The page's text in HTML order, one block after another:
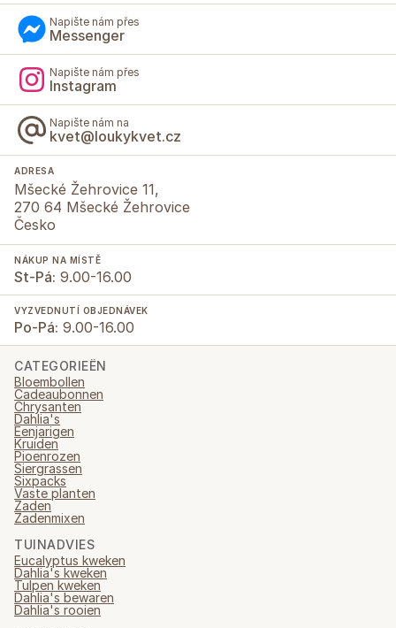
Napište nám přes
Messenger
Napište nám přes
Instagram
Napište nám na
kvet@loukykvet.cz
ADRESA
Mšecké Žehrovice 11,
270 64 Mšecké Žehrovice
Česko
NÁKUP NA MÍSTĚ
St-Pá: 9.00-16.00
VYZVEDNUTÍ OBJEDNÁVEK
Po-Pá: 9.00-16.00
CATEGORIEËN
Bloembollen
Cadeaubonnen
Chrysanten
Dahlia's
Eenjarigen
Kruiden
Pioenrozen
Siergrassen
Sixpacks
Vaste planten
Zaden
Zadenmixen
TUINADVIES
Eucalyptus kweken
Dahlia's kweken
Tulpen kweken
Dahlia's bewaren
Dahlia's rooien